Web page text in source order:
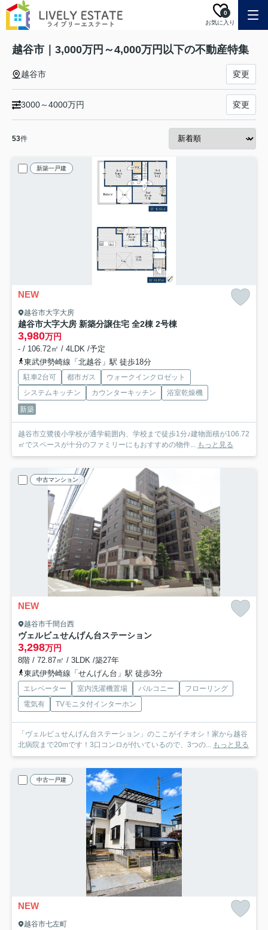
お気に入り
0
越谷市｜3,000万円～4,000万円以下の不動産特集
越谷市 変更
3000～4000万円 変更
53件
新築一戸建
NEW
越谷市大字大房
越谷市大字大房 新築分譲住宅 全2棟 2号棟
3,980万円
- / 106.72㎡ / 4LDK /予定
東武伊勢崎線「北越谷」駅 徒歩18分
駐車2台可 都市ガス
ウォークインクロゼット
システムキッチン
カウンターキッチン
浴室乾燥機
新築
越谷市立鷺後小学校が通学範囲内、学校まで徒歩1分♪建物面積が106.72
㎡でスペースが十分のファミリーにもおすすめの物件... もっと見る
中古マンション
NEW
越谷市千間台西
ヴェルビュせんげん台ステーション
3,298万円
8階 / 72.87㎡ / 3LDK /築27年
東武伊勢崎線「せんげん台」駅 徒歩3分
エレベーター 室内洗濯機置場 バルコニー
フローリング
電気有
TVモニタ付インターホン
「ヴェルビュせんげん台ステーション」のここがイチオシ！家から越谷
北病院まで20mです！3口コンロが付いているので、3つの... もっと見る
中古一戸建
NEW
越谷市七左町